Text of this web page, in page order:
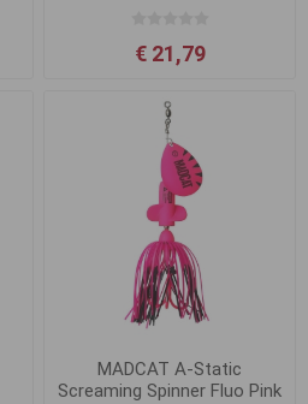
€ 21,79
MADCAT A-Static
Screaming Spinner Fluo Pink